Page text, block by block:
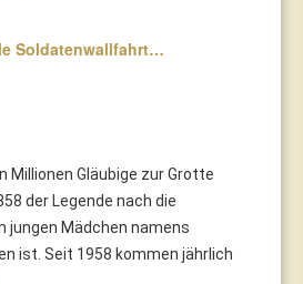
Soldatenwallfahrt…
Gläubige zur Grotte
der Legende nach die
jungen Mädchen namens
ist. Seit 1958 kommen jährlich